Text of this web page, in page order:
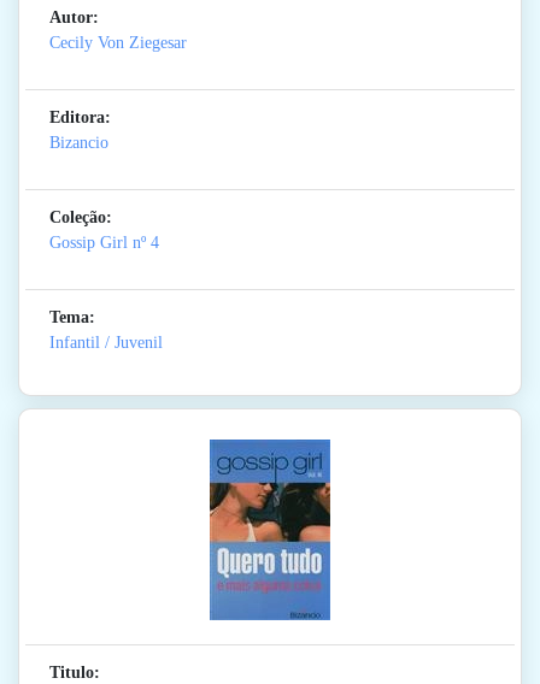
Autor:
Cecily Von Ziegesar
Editora:
Bizancio
Coleção:
Gossip Girl nº 4
Tema:
Infantil / Juvenil
Titulo: